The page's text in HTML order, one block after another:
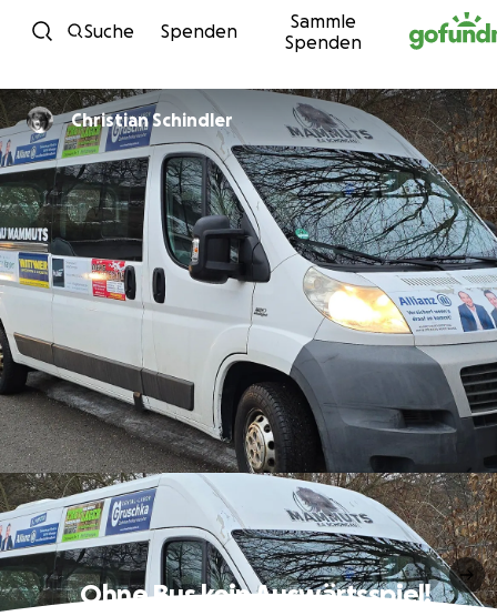
Zum Inhalt
Suche Spenden
Sammle
Spenden
Christian Schindler
Ohne Bus kein Auswärtsspiel!